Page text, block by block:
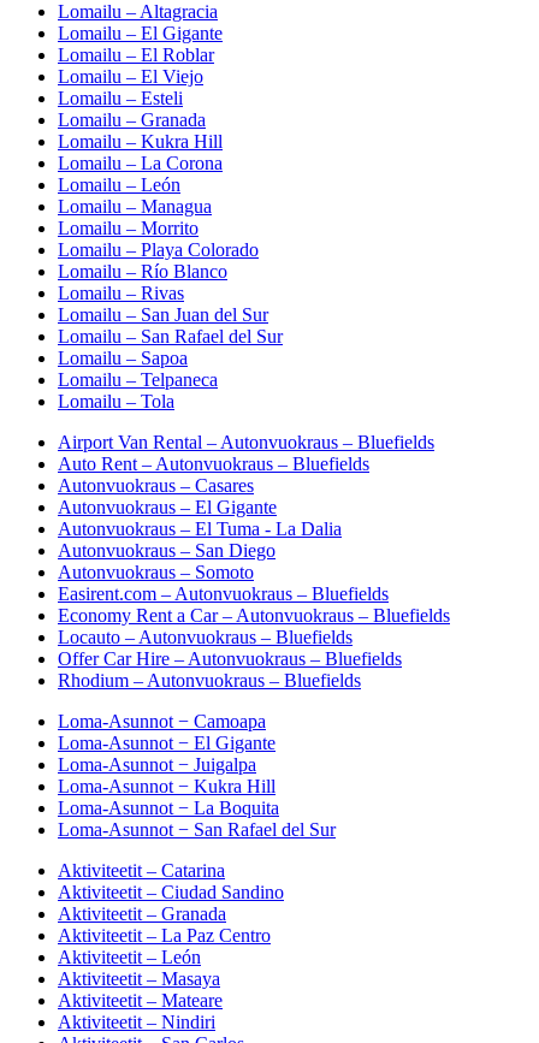
Lomailu – Altagracia
Lomailu – El Gigante
Lomailu – El Roblar
Lomailu – El Viejo
Lomailu – Esteli
Lomailu – Granada
Lomailu – Kukra Hill
Lomailu – La Corona
Lomailu – León
Lomailu – Managua
Lomailu – Morrito
Lomailu – Playa Colorado
Lomailu – Río Blanco
Lomailu – Rivas
Lomailu – San Juan del Sur
Lomailu – San Rafael del Sur
Lomailu – Sapoa
Lomailu – Telpaneca
Lomailu – Tola
Airport Van Rental – Autonvuokraus – Bluefields
Auto Rent – Autonvuokraus – Bluefields
Autonvuokraus – Casares
Autonvuokraus – El Gigante
Autonvuokraus – El Tuma - La Dalia
Autonvuokraus – San Diego
Autonvuokraus – Somoto
Easirent.com – Autonvuokraus – Bluefields
Economy Rent a Car – Autonvuokraus – Bluefields
Locauto – Autonvuokraus – Bluefields
Offer Car Hire – Autonvuokraus – Bluefields
Rhodium – Autonvuokraus – Bluefields
Loma-Asunnot − Camoapa
Loma-Asunnot − El Gigante
Loma-Asunnot − Juigalpa
Loma-Asunnot − Kukra Hill
Loma-Asunnot − La Boquita
Loma-Asunnot − San Rafael del Sur
Aktiviteetit – Catarina
Aktiviteetit – Ciudad Sandino
Aktiviteetit – Granada
Aktiviteetit – La Paz Centro
Aktiviteetit – León
Aktiviteetit – Masaya
Aktiviteetit – Mateare
Aktiviteetit – Nindiri